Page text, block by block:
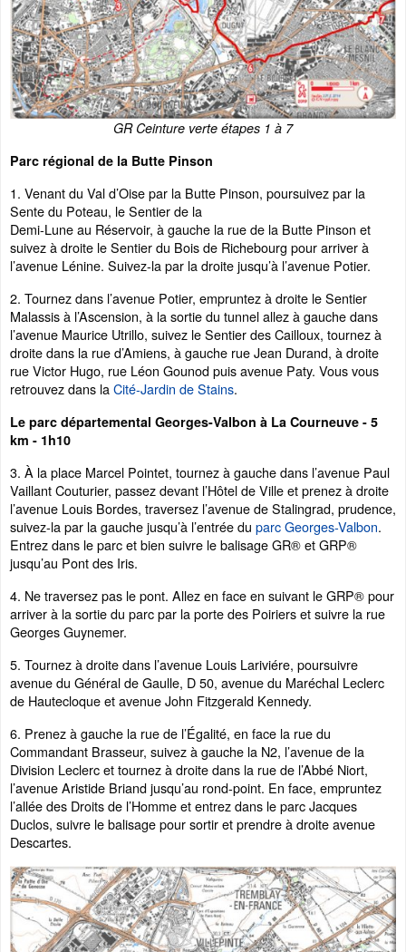
GR Ceinture verte étapes 1 à 7
Parc régional de la Butte Pinson
1. Venant du Val d’Oise par la Butte Pinson, poursuivez par la
Sente du Poteau, le Sentier de la
Demi-Lune au Réservoir, à gauche la rue de la Butte Pinson et
suivez à droite le Sentier du Bois de Richebourg pour arriver à
l’avenue Lénine. Suivez-la par la droite jusqu’à l’avenue Potier.
2. Tournez dans l’avenue Potier, empruntez à droite le Sentier
Malassis à l’Ascension, à la sortie du tunnel allez à gauche dans
l’avenue Maurice Utrillo, suivez le Sentier des Cailloux, tournez à
droite dans la rue d’Amiens, à gauche rue Jean Durand, à droite
rue Victor Hugo, rue Léon Gounod puis avenue Paty. Vous vous
retrouvez dans laCité-Jardin de Stains.
Le parc départemental Georges-Valbon à La Courneuve - 5
km - 1h10
3. À la place Marcel Pointet, tournez à gauche dans l’avenue Paul
Vaillant Couturier, passez devant l’Hôtel de Ville et prenez à droite
l’avenue Louis Bordes, traversez l’avenue de Stalingrad, prudence,
suivez-la par la gauche jusqu’à l’entrée du parc Georges-Valbon.
Entrez dans le parc et bien suivre le balisage GR® et GRP®
jusqu’au Pont des Iris.
4. Ne traversez pas le pont. Allez en face en suivant le GRP® pour
arriver à la sortie du parc par la porte des Poiriers et suivre la rue
Georges Guynemer.
5. Tournez à droite dans l’avenue Louis Lariviére, poursuivre
avenue du Général de Gaulle, D 50, avenue du Maréchal Leclerc
de Hautecloque et avenue John Fitzgerald Kennedy.
6. Prenez à gauche la rue de l’Égalité, en face la rue du
Commandant Brasseur, suivez à gauche la N2, l’avenue de la
Division Leclerc et tournez à droite dans la rue de l’Abbé Niort,
l’avenue Aristide Briand jusqu’au rond-point. En face, empruntez
l’allée des Droits de l’Homme et entrez dans le parc Jacques
Duclos, suivre le balisage pour sortir et prendre à droite avenue
Descartes.